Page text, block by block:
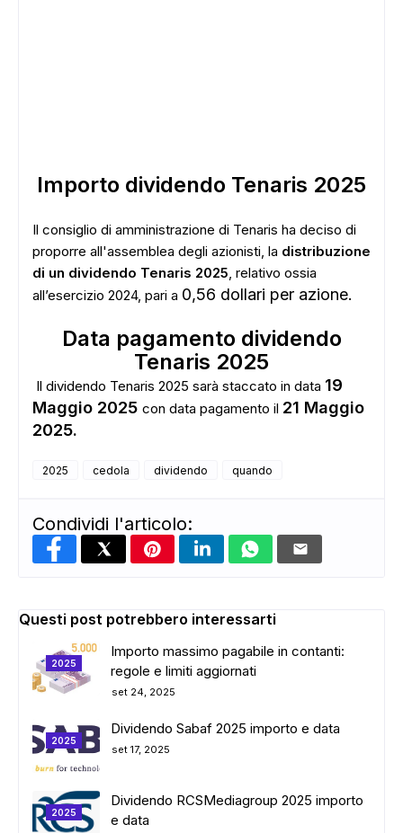
ADS
Importo dividendo Tenaris 2025
Il consiglio di amministrazione di Tenaris ha deciso di
proporre all'assemblea degli azionisti, la distribuzione
di un dividendo Tenaris 2025, relativo ossia
all’esercizio 2024, pari a 0,56 dollari per azione.
Data pagamento dividendo
Tenaris 2025
Il dividendo Tenaris 2025 sarà staccato in data 19
Maggio 2025 con data pagamento il 21 Maggio
2025.
2025 cedola dividendo quando
Condividi l'articolo:
Questi post potrebbero interessarti
2025
Importo massimo pagabile in contanti:
regole e limiti aggiornati
set 24, 2025
2025
Dividendo Sabaf 2025 importo e data
set 17, 2025
2025
Dividendo RCSMediagroup 2025 importo
e data